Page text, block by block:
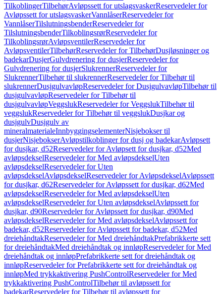
TilkoblingerTilbehørAvløpssett for utslagsvaskerReservedeler for
Avløpssett for utslagsvaskerVannlåserReservedeler for
VannlåserTilslutningsbenderReservedeler for
TilslutningsbenderTilkoblingsrørReservedeler for
TilkoblingsrørAvløpsventilerReservedeler for
AvløpsventilerTilbehørReservedeler for TilbehørDusjløsninger og
badekarDusjerGulvdrenering for dusjerReservedeler for
Gulvdrenering for dusjerSlukrennerReservedeler for
SlukrennerTilbehør til slukrennerReservedeler for Tilbehør til
slukrennerDusjgulvavløpReservedeler for DusjgulvavløpTilbehør til
dusjgulvavløpReservedeler for Tilbehør til
dusjgulvavløpVeggslukReservedeler for VeggslukTilbehør til
veggslukReservedeler for Tilbehør til veggslukDusjkar og
dusjgulvDusjgulv av
mineralmaterialeInnbyggingselementerNisjebokser til
dusjerNisjebokserAvløpstilkoblinger for dusj og badekarAvløpsett
for dusjkar, d52Reservedeler for Avløpsett for dusjkar, d52Med
avløpsdekselReservedeler for Med avløpsdekselUten
avløpsdekselReservedeler for Uten
avløpsdekselAvløpsdekselReservedeler for AvløpsdekselAvløpssett
for dusjkar, d62Reservedeler for Avløpssett for dusjkar, d62Med
avløpsdekselReservedeler for Med avløpsdekselUten
avløpsdekselReservedeler for Uten avløpsdekselAvløpssett for
dusjkar, d90Reservedeler for Avløpssett for dusjkar, d90Med
avløpsdekselReservedeler for Med avløpsdekselAvløpssett for
badekar, d52Reservedeler for Avløpssett for badekar, d52Med
dreiehåndtakReservedeler for Med dreiehåndtakPrefabrikkerte sett
for dreiehåndtakMed dreiehåndtak og innløpReservedeler for Med
dreiehåndtak og innløpPrefabrikkerte sett for dreiehåndtak og
innløpReservedeler for Prefabrikkerte sett for dreiehåndtak og
innløpMed trykkaktivering PushControlReservedeler for Med
trykkaktivering PushControlTilbehør til avløpssett for
badekarReservedeler for Tilbehør til avløpssett for